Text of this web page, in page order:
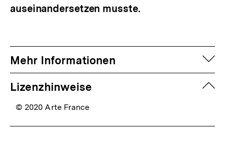
auseinandersetzen musste.
Mehr Informationen
Lizenzhinweise
© 2020 Arte France